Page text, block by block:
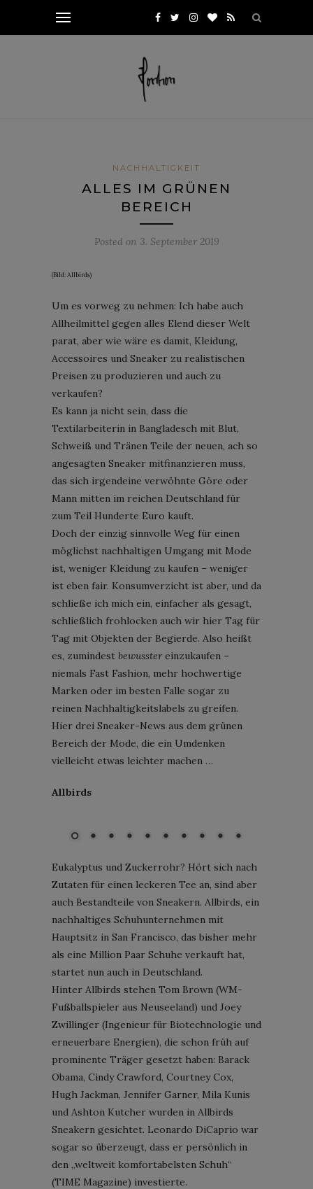
NACHHALTIGKEIT
ALLES IM GRÜNEN
BEREICH
Posted on 3. September 2019
(Bild: Allbirds)
Um es vorweg zu nehmen: Ich habe auch
Allheilmittel gegen alles Elend dieser Welt
parat, aber wie wäre es damit, Kleidung,
Accessoires und Sneaker zu realistischen
Preisen zu produzieren und auch zu
verkaufen?
Es kann ja nicht sein, dass die
Textilarbeiterin in Bangladesch mit Blut,
Schweiß und Tränen Teile der neuen, ach so
angesagten Sneaker mitfinanzieren muss,
das sich irgendeine verwöhnte Göre oder
Mann mitten im reichen Deutschland für
zum Teil Hunderte Euro kauft.
Doch der einzig sinnvolle Weg für einen
möglichst nachhaltigen Umgang mit Mode
ist, weniger Kleidung zu kaufen – weniger
ist eben fair. Konsumverzicht ist aber, und da
schließe ich mich ein, einfacher als gesagt,
schließlich frohlocken auch wir hier Tag für
Tag mit Objekten der Begierde. Also heißt
es, zumindest bewusstereinzukaufen –
niemals Fast Fashion, mehr hochwertige
Marken oder im besten Falle sogar zu
reinen Nachhaltigkeitslabels zu greifen.
Hier drei Sneaker-News aus dem grünen
Bereich der Mode, die ein Umdenken
vielleicht etwas leichter machen …
Allbirds
Eukalyptus und Zuckerrohr? Hört sich nach
Zutaten für einen leckeren Tee an, sind aber
auch Bestandteile von Sneakern. Allbirds, ein
nachhaltiges Schuhunternehmen mit
Hauptsitz in San Francisco, das bisher mehr
als eine Million Paar Schuhe verkauft hat,
startet nun auch in Deutschland.
Hinter Allbirds stehen Tom Brown (WM-
Fußballspieler aus Neuseeland) und Joey
Zwillinger (Ingenieur für Biotechnologie und
erneuerbare Energien), die schon früh auf
prominente Träger gesetzt haben: Barack
Obama, Cindy Crawford, Courtney Cox,
Hugh Jackman, Jennifer Garner, Mila Kunis
und Ashton Kutcher wurden in Allbirds
Sneakern gesichtet. Leonardo DiCaprio war
sogar so überzeugt, dass er persönlich in
den „weltweit komfortabelsten Schuh“
(TIME Magazine) investierte.